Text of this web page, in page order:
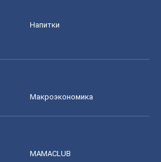
Напитки
Mакроэкономика
MAMACLUB